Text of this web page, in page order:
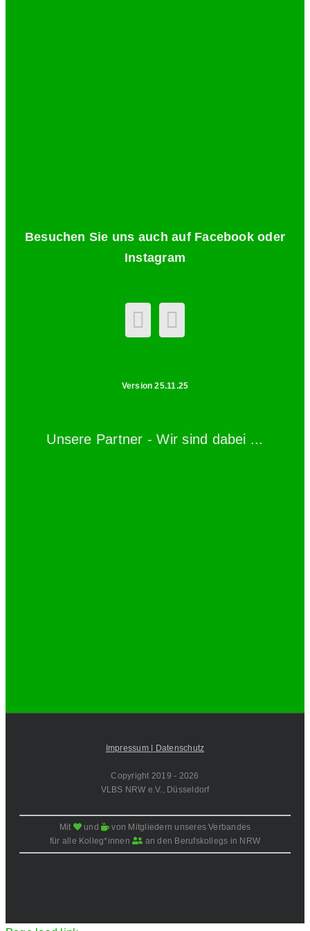
Besuchen Sie uns auch auf Facebook oder
Instagram
Version 25.11.25
Unsere Partner - Wir sind dabei ...
Impressum | Datenschutz
Copyright 2019 - 2026
VLBS NRW e.V., Düsseldorf
Mit und
von Mitgliedern unseres Verbandes
für alle Kolleg*innen
an den Berufskollegs in NRW